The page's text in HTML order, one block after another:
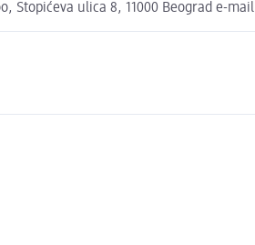
Stopićeva ulica 8, 11000 Beograd e-